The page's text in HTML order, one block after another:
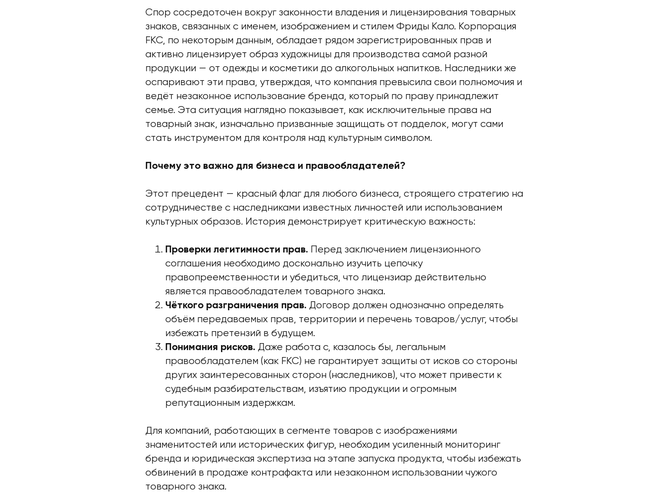
Спор сосредоточен вокруг законности владения и лицензирования товарных
знаков, связанных с именем, изображением и стилем Фриды Кало. Корпорация
FKC, по некоторым данным, обладает рядом зарегистрированных прав и
активно лицензирует образ художницы для производства самой разной
продукции — от одежды и косметики до алкогольных напитков. Наследники же
оспаривают эти права, утверждая, что компания превысила свои полномочия и
ведёт незаконное использование бренда, который по праву принадлежит
семье. Эта ситуация наглядно показывает, как исключительные права на
товарный знак, изначально призванные защищать от подделок, могут сами
стать инструментом для контроля над культурным символом.
Почему это важно для бизнеса и правообладателей?
Этот прецедент — красный флаг для любого бизнеса, строящего стратегию на
сотрудничестве с наследниками известных личностей или использованием
культурных образов. История демонстрирует критическую важность:
Проверки легитимности прав. Перед заключением лицензионного
соглашения необходимо досконально изучить цепочку
правопреемственности и убедиться, что лицензиар действительно
является правообладателем товарного знака.
Чёткого разграничения прав. Договор должен однозначно определять
объём передаваемых прав, территории и перечень товаров/услуг, чтобы
избежать претензий в будущем.
Понимания рисков. Даже работа с, казалось бы, легальным
правообладателем (как FKC) не гарантирует защиты от исков со стороны
других заинтересованных сторон (наследников), что может привести к
судебным разбирательствам, изъятию продукции и огромным
репутационным издержкам.
Для компаний, работающих в сегменте товаров с изображениями
знаменитостей или исторических фигур, необходим усиленный мониторинг
бренда и юридическая экспертиза на этапе запуска продукта, чтобы избежать
обвинений в продаже контрафакта или незаконном использовании чужого
товарного знака.